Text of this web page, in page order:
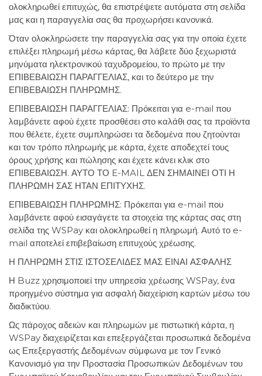
ολοκληρωθεί επιτυχώς, θα επιστρέψετε αυτόματα στη σελίδα
μας και η παραγγελία σας θα προχωρήσει κανονικά.
Όταν ολοκληρώσετε την παραγγελία σας για την οποία έχετε
επιλέξει πληρωμή μέσω κάρτας, θα λάβετε δύο ξεχωριστά
μηνύματα ηλεκτρονικού ταχυδρομείου, το πρώτο με την
ΕΠΙΒΕΒΑΙΩΣΗ ΠΑΡΑΓΓΕΛΙΑΣ, και το δεύτερο με την
ΕΠΙΒΕΒΑΙΩΣΗ ΠΛΗΡΩΜΗΣ.
ΕΠΙΒΕΒΑΙΩΣΗ ΠΑΡΑΓΓΕΛΙΑΣ: Πρόκειται για e-mail που
λαμβάνετε αφού έχετε προσθέσει στο καλάθι σας τα προϊόντα
που θέλετε, έχετε συμπληρώσει τα δεδομένα που ζητούνται
και τον τρόπο πληρωμής με κάρτα, έχετε αποδεχτεί τους
όρους χρήσης και πώλησης και έχετε κάνει κλικ στο
ΕΠΙΒΕΒΑΙΩΣΗ. ΑΥΤΟ ΤΟ E-MAIL ΔΕΝ ΣΗΜΑΙΝΕΙ ΟΤΙ Η
ΠΛΗΡΩΜΗ ΣΑΣ ΗΤΑΝ ΕΠΙΤΥΧΗΣ.
ΕΠΙΒΕΒΑΙΩΣΗ ΠΛΗΡΩΜΗΣ: Πρόκειται για e-mail που
λαμβάνετε αφού εισαγάγετε τα στοιχεία της κάρτας σας στη
σελίδα της WSPay και ολοκληρωθεί η πληρωμή. Αυτό το e-
mail αποτελεί επιβεβαίωση επιτυχούς χρέωσης.
Η ΠΛΗΡΩΜΗ ΣΤΙΣ ΙΣΤΟΣΕΛΙΔΕΣ ΜΑΣ ΕΙΝΑΙ ΑΣΦΑΛΗΣ
Η Buzz χρησιμοποιεί την υπηρεσία χρέωσης WSPay, ένα
προηγμένο σύστημα για ασφαλή διαχείριση καρτών μέσω του
διαδικτύου.
Ως πάροχος αδειών και πληρωμών με πιστωτική κάρτα, η
WSPay διαχειρίζεται και επεξεργάζεται προσωπικά δεδομένα
ως Επεξεργαστής Δεδομένων σύμφωνα με τον Γενικό
Κανονισμό για την Προστασία Προσωπικών Δεδομένων του